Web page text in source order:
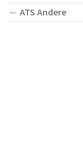
ATS Andere